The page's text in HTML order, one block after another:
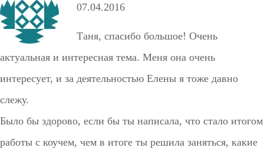
07.04.2016
Таня, спасибо большое! Очень
актуальная и интересная тема. Меня она очень
интересует, и за деятельностью Елены я тоже давно
слежу.
Было бы здорово, если бы ты написала, что стало итогом
работы с коучем, чем в итоге ты решила заняться, какие